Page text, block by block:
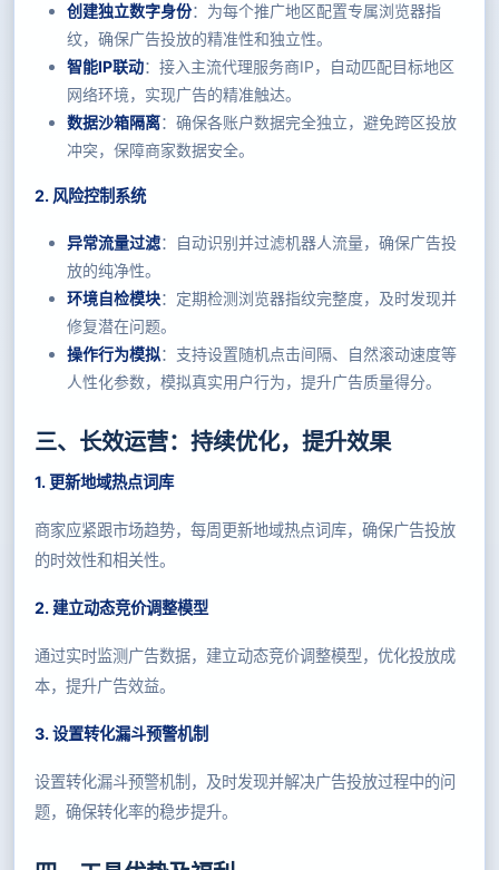
创建独立数字身份：为每个推广地区配置专属浏览器指
纹，确保广告投放的精准性和独立性。
智能IP联动：接入主流代理服务商IP，自动匹配目标地区
网络环境，实现广告的精准触达。
数据沙箱隔离：确保各账户数据完全独立，避免跨区投放
冲突，保障商家数据安全。
2. 风险控制系统
异常流量过滤：自动识别并过滤机器人流量，确保广告投
放的纯净性。
环境自检模块：定期检测浏览器指纹完整度，及时发现并
修复潜在问题。
操作行为模拟：支持设置随机点击间隔、自然滚动速度等
人性化参数，模拟真实用户行为，提升广告质量得分。
三、长效运营：持续优化，提升效果
1. 更新地域热点词库
商家应紧跟市场趋势，每周更新地域热点词库，确保广告投放
的时效性和相关性。
2. 建立动态竞价调整模型
通过实时监测广告数据，建立动态竞价调整模型，优化投放成
本，提升广告效益。
3. 设置转化漏斗预警机制
设置转化漏斗预警机制，及时发现并解决广告投放过程中的问
题，确保转化率的稳步提升。